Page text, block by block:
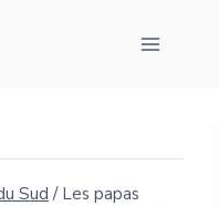
Sud / Les papas